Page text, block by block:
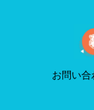
お問い